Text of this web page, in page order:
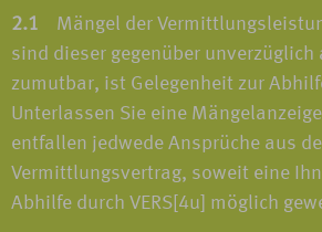
2.1 Mängel der
sind dieser gegenüber
zumutbar, ist Gelegenheit zur
Unterlassen Sie eine
entfallen jedwede Ansprüche aus
Vermittlungsvertrag, soweit eine
Abhilfe durch VERS[4u] möglich